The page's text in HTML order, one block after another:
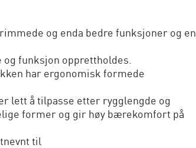
og enda bedre funksjoner og en
funksjon opprettholdes.
har ergonomisk formede
lett å tilpasse etter rygglengde og
former og gir høy bærekomfort på
til